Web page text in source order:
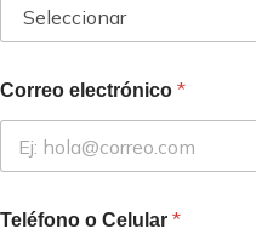
Correo electrónico *
Teléfono o Celular *